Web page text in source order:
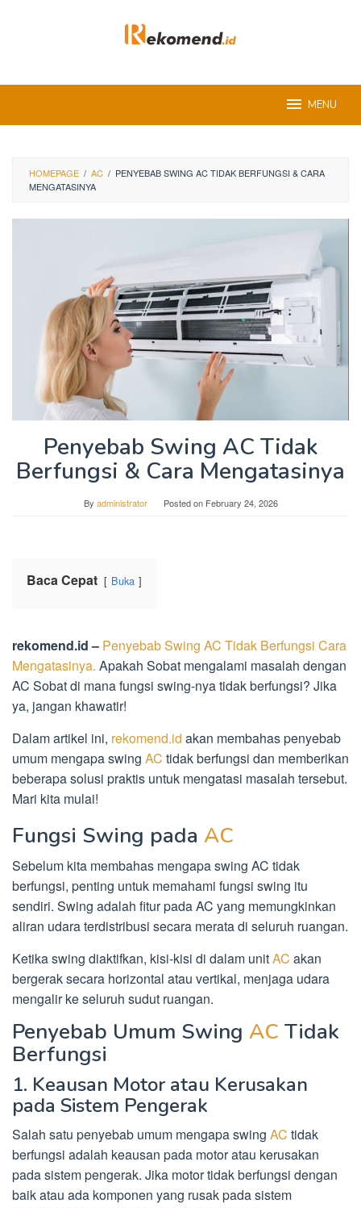
MENU
HOMEPAGE / AC / PENYEBAB SWING AC TIDAK BERFUNGSI & CARA
MENGATASINYA
Penyebab Swing AC Tidak
Berfungsi & Cara Mengatasinya
By administrator Posted on February 24, 2026
Baca Cepat Buka
rekomend.id – Penyebab Swing AC Tidak Berfungsi Cara
Mengatasinya. Apakah Sobat mengalami masalah dengan
AC Sobat di mana fungsi swing-nya tidak berfungsi? Jika
ya, jangan khawatir!
Dalam artikel ini, rekomend.id akan membahas penyebab
umum mengapa swing AC tidak berfungsi dan memberikan
beberapa solusi praktis untuk mengatasi masalah tersebut.
Mari kita mulai!
Fungsi Swing pada AC
Sebelum kita membahas mengapa swing AC tidak
berfungsi, penting untuk memahami fungsi swing itu
sendiri. Swing adalah fitur pada AC yang memungkinkan
aliran udara terdistribusi secara merata di seluruh ruangan.
Ketika swing diaktifkan, kisi-kisi di dalam unitAC akan
bergerak secara horizontal atau vertikal, menjaga udara
mengalir ke seluruh sudut ruangan.
Penyebab Umum Swing AC Tidak
Berfungsi
1. Keausan Motor atau Kerusakan
pada Sistem Pengerak
Salah satu penyebab umum mengapa swing AC tidak
berfungsi adalah keausan pada motor atau kerusakan
pada sistem pengerak. Jika motor tidak berfungsi dengan
baik atau ada komponen yang rusak pada sistem